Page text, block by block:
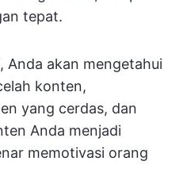
tepat.
Anda akan mengetahui
konten,
yang cerdas, dan
Anda menjadi
memotivasi orang